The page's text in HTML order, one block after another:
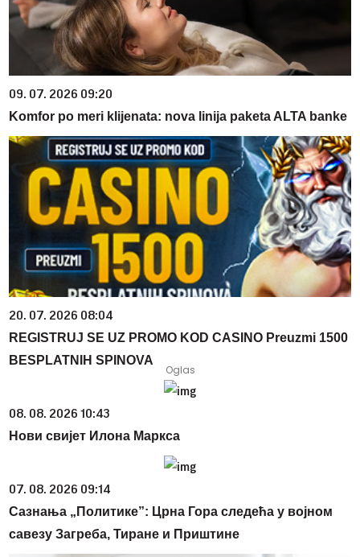
09. 07. 2026 09:20
Komfor po meri klijenata: nova linija paketa ALTA banke
20. 07. 2026 08:04
REGISTRUJ SE UZ PROMO KOD CASINO Preuzmi 1500
BESPLATNIH SPINOVA
08. 08. 2026 10:43
Нови свијет Илона Маркса
07. 08. 2026 09:14
Сазнања „Политике”: Црна Гора следећа у војном
савезу Загреба, Тиране и Приштине